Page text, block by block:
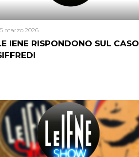
IENE RISPONDONO SUL CASO
marzo 2026